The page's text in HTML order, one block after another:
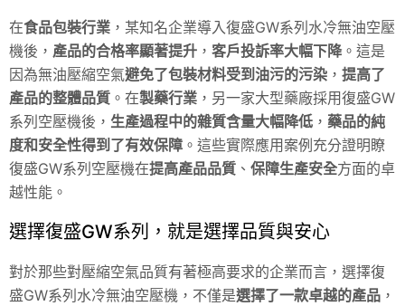
在食品包裝行業 ，某知名企業導入復盛GW系列水冷無油空壓
機後， 產品的合格率顯著提升 ， 客戶投訴率大幅下降。這是
因為無油壓縮空氣避免了包裝材料受到油污的污染 ， 提高了
產品的整體品質 。在製藥行業 ，另一家大型藥廠採用復盛GW
系列空壓機後， 生產過程中的雜質含量大幅降低 ， 藥品的純
度和安全性得到了有效保障 。這些實際應用案例充分證明瞭
復盛GW系列空壓機在提高產品品質 、 保障生產安全方面的卓
越性能。
選擇復盛GW系列，就是選擇品質與安心
對於那些對壓縮空氣品質有著極高要求的企業而言，選擇復
盛GW系列水冷無油空壓機，不僅是選擇了一款卓越的產品 ，